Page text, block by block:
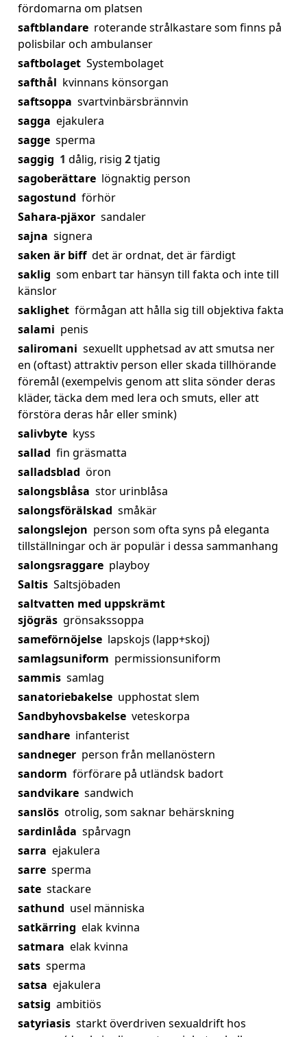
fördomarna om platsen
saftblandare roterande strålkastare som finns på
polisbilar och ambulanser
saftbolaget Systembolaget
safthål kvinnans könsorgan
saftsoppa svartvinbärsbrännvin
sagga ejakulera
sagge sperma
saggig 1 dålig, risig 2tjatig
sagoberättare lögnaktig person
sagostund förhör
Sahara-pjäxor sandaler
sajna signera
saken är biff det är ordnat, det är färdigt
saklig som enbart tar hänsyn till fakta och inte till
känslor
saklighet förmågan att hålla sig till objektiva fakta
salami penis
saliromani sexuellt upphetsad av att smutsa ner
en (oftast) attraktiv person eller skada tillhörande
föremål (exempelvis genom att slita sönder deras
kläder, täcka dem med lera och smuts, eller att
förstöra deras hår eller smink)
salivbyte kyss
sallad fin gräsmatta
salladsblad öron
salongsblåsa stor urinblåsa
salongsförälskad småkär
salongslejon person som ofta syns på eleganta
tillställningar och är populär i dessa sammanhang
salongsraggare playboy
Saltis Saltsjöbaden
saltvatten med uppskrämt
sjögräs grönsakssoppa
sameförnöjelse lapskojs (lapp+skoj)
samlagsuniform permissionsuniform
sammis samlag
sanatoriebakelse upphostat slem
Sandbyhovsbakelse veteskorpa
sandhare infanterist
sandneger person från mellanöstern
sandorm förförare på utländsk badort
sandvikare sandwich
sanslös otrolig, som saknar behärskning
sardinlåda spårvagn
sarra ejakulera
sarre sperma
sate stackare
sathund usel människa
satkärring elak kvinna
satmara elak kvinna
sats sperma
satsa ejakulera
satsig ambitiös
satyriasis starkt överdriven sexualdrift hos